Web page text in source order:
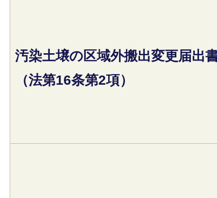
汚染土壌の区域外搬出変更届出
（法第16条第2項）